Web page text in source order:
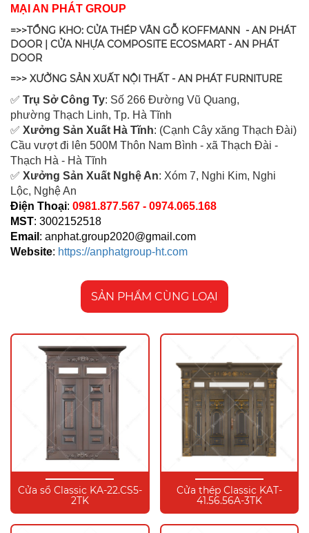
MẠI AN PHÁT GROUP
=>>TỔNG KHO: CỬA THÉP VÂN GỖ KOFFMANN - AN PHÁT
DOOR | CỬA NHỰA COMPOSITE ECOSMART - AN PHÁT
DOOR
=>> XƯỞNG SẢN XUẤT NỘI THẤT - AN PHÁT FURNITURE
✅ Trụ Sở Công Ty: Số 266 Đường Vũ Quang,
phường Thạch Linh, Tp. Hà Tĩnh
✅ Xưởng Sản Xuất Hà Tĩnh: (Cạnh Cây xăng Thạch Đài)
Cầu vượt đi lên 500M Thôn Nam Bình - xã Thạch Đài -
Thạch Hà - Hà Tĩnh
✅ Xưởng Sản Xuất Nghệ An: Xóm 7, Nghi Kim, Nghi
Lộc, Nghệ An
Điện Thoại: 0981.877.567 - 0974.065.168
MST: 3002152518
Email : anphat.group2020@gmail.com
Website: https://anphatgroup-ht.com
SẢN PHẨM CÙNG LOẠI
Cửa sổ Classic KA-22.CS5-
2TK
Cửa thép Classic KAT-
41.56.56A-3TK